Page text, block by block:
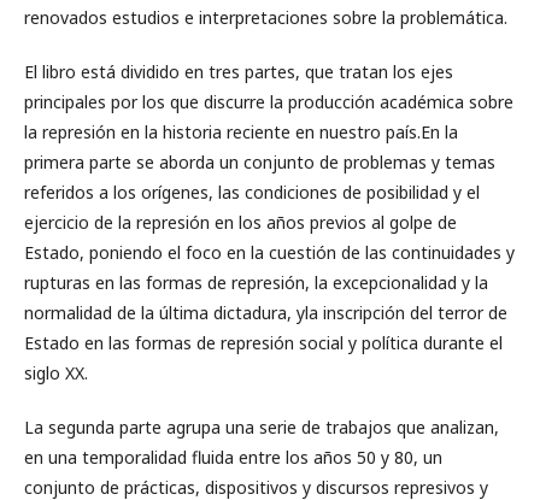
renovados estudios e interpretaciones sobre la problemática.
El libro está dividido en tres partes, que tratan los ejes
principales por los que discurre la producción académica sobre
la represión en la historia reciente en nuestro país.En la
primera parte se aborda un conjunto de problemas y temas
referidos a los orígenes, las condiciones de posibilidad y el
ejercicio de la represión en los años previos al golpe de
Estado, poniendo el foco en la cuestión de las continuidades y
rupturas en las formas de represión, la excepcionalidad y la
normalidad de la última dictadura, yla inscripción del terror de
Estado en las formas de represión social y política durante el
siglo XX.
La segunda parte agrupa una serie de trabajos que analizan,
en una temporalidad fluida entre los años 50 y 80, un
conjunto de prácticas, dispositivos y discursos represivos y